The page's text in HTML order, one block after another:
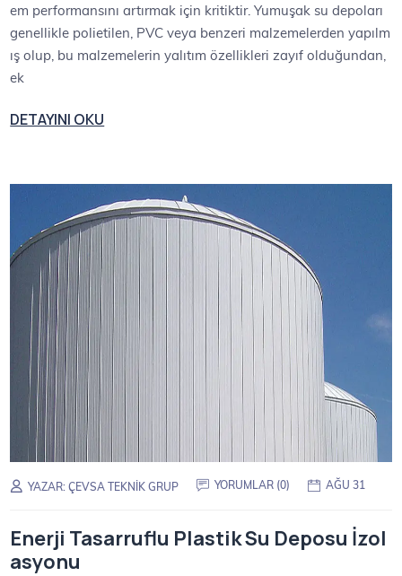
em performansını artırmak için kritiktir. Yumuşak su depoları
genellikle polietilen, PVC veya benzeri malzemelerden yapılm
ış olup, bu malzemelerin yalıtım özellikleri zayıf olduğundan,
ek
DETAYINI OKU
YAZAR:ÇEVSA TEKNIK GRUP YORUMLAR (0) AĞU 31
Enerji Tasarruflu Plastik Su Deposu İzol
asyonu